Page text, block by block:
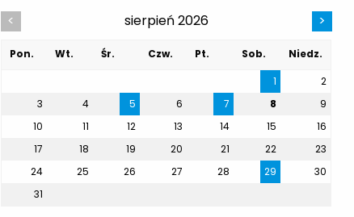
< sierpień 2026 >
Pon. Wt. Śr. Czw. Pt. Sob.
Niedz.
1
2
3
4 5 6 7 8
9
10
11 12 13 14 15
16
17
18 19 20 21 22
23
24
25 26 27 28 29
30
31